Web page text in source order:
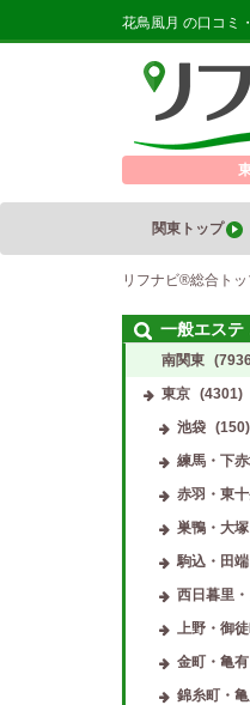
花鳥風月 の口コミ
関東トップ
リフナビ®総合ト
一般エステ
南関東
東京 (4301)
池袋
(150)
練馬・下
赤羽・東
巣鴨・大塚
駒込・田端
西日暮里
上野・御
金町・亀
錦糸町・